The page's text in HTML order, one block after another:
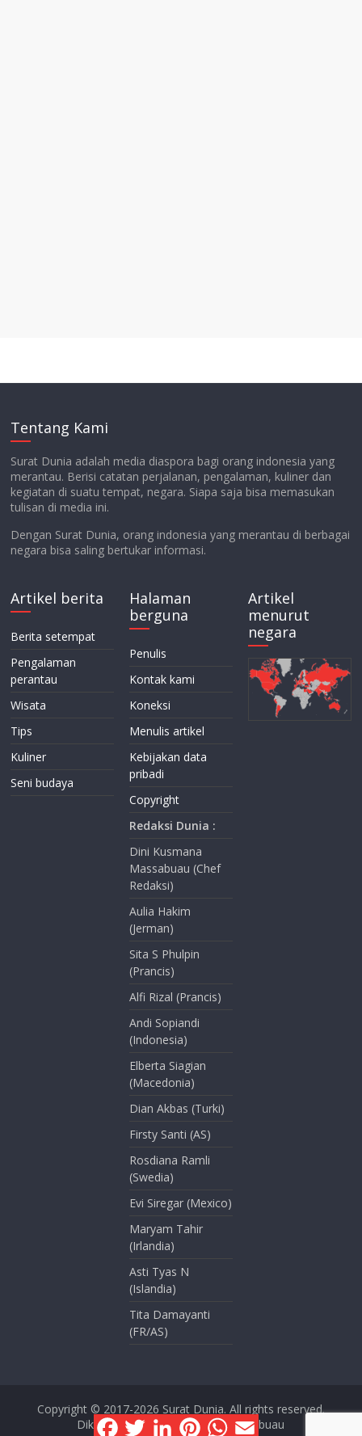
Tentang Kami
Surat Dunia adalah media diaspora bagi orang indonesia yang
merantau. Berisi catatan perjalanan, pengalaman, kuliner dan
kegiatan di suatu tempat, negara. Siapa saja bisa memasukan
tulisan di media ini.
Dengan Surat Dunia, orang indonesia yang merantau di berbagai
negara bisa saling bertukar informasi.
Artikel berita
Berita setempat
Pengalaman
perantau
Wisata
Tips
Kuliner
Seni budaya
Halaman
berguna
Penulis
Kontak kami
Koneksi
Menulis artikel
Kebijakan data
pribadi
Copyright
Redaksi Dunia :
Dini Kusmana
Massabuau (Chef
Redaksi)
Aulia Hakim
(Jerman)
Sita S Phulpin
(Prancis)
Alfi Rizal (Prancis)
Andi Sopiandi
(Indonesia)
Elberta Siagian
(Macedonia)
Dian Akbas (Turki)
Firsty Santi (AS)
Rosdiana Ramli
(Swedia)
Evi Siregar (Mexico)
Maryam Tahir
(Irlandia)
Asti Tyas N
(Islandia)
Tita Damayanti
(FR/AS)
Artikel
menurut
negara
Copyright © 2017-2026 Surat Dunia. All rights reserved.
Dikelola oleh Dini Kusmana Massabuau
F T L P W E